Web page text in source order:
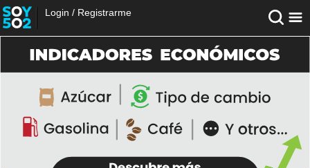
Login / Registrarme